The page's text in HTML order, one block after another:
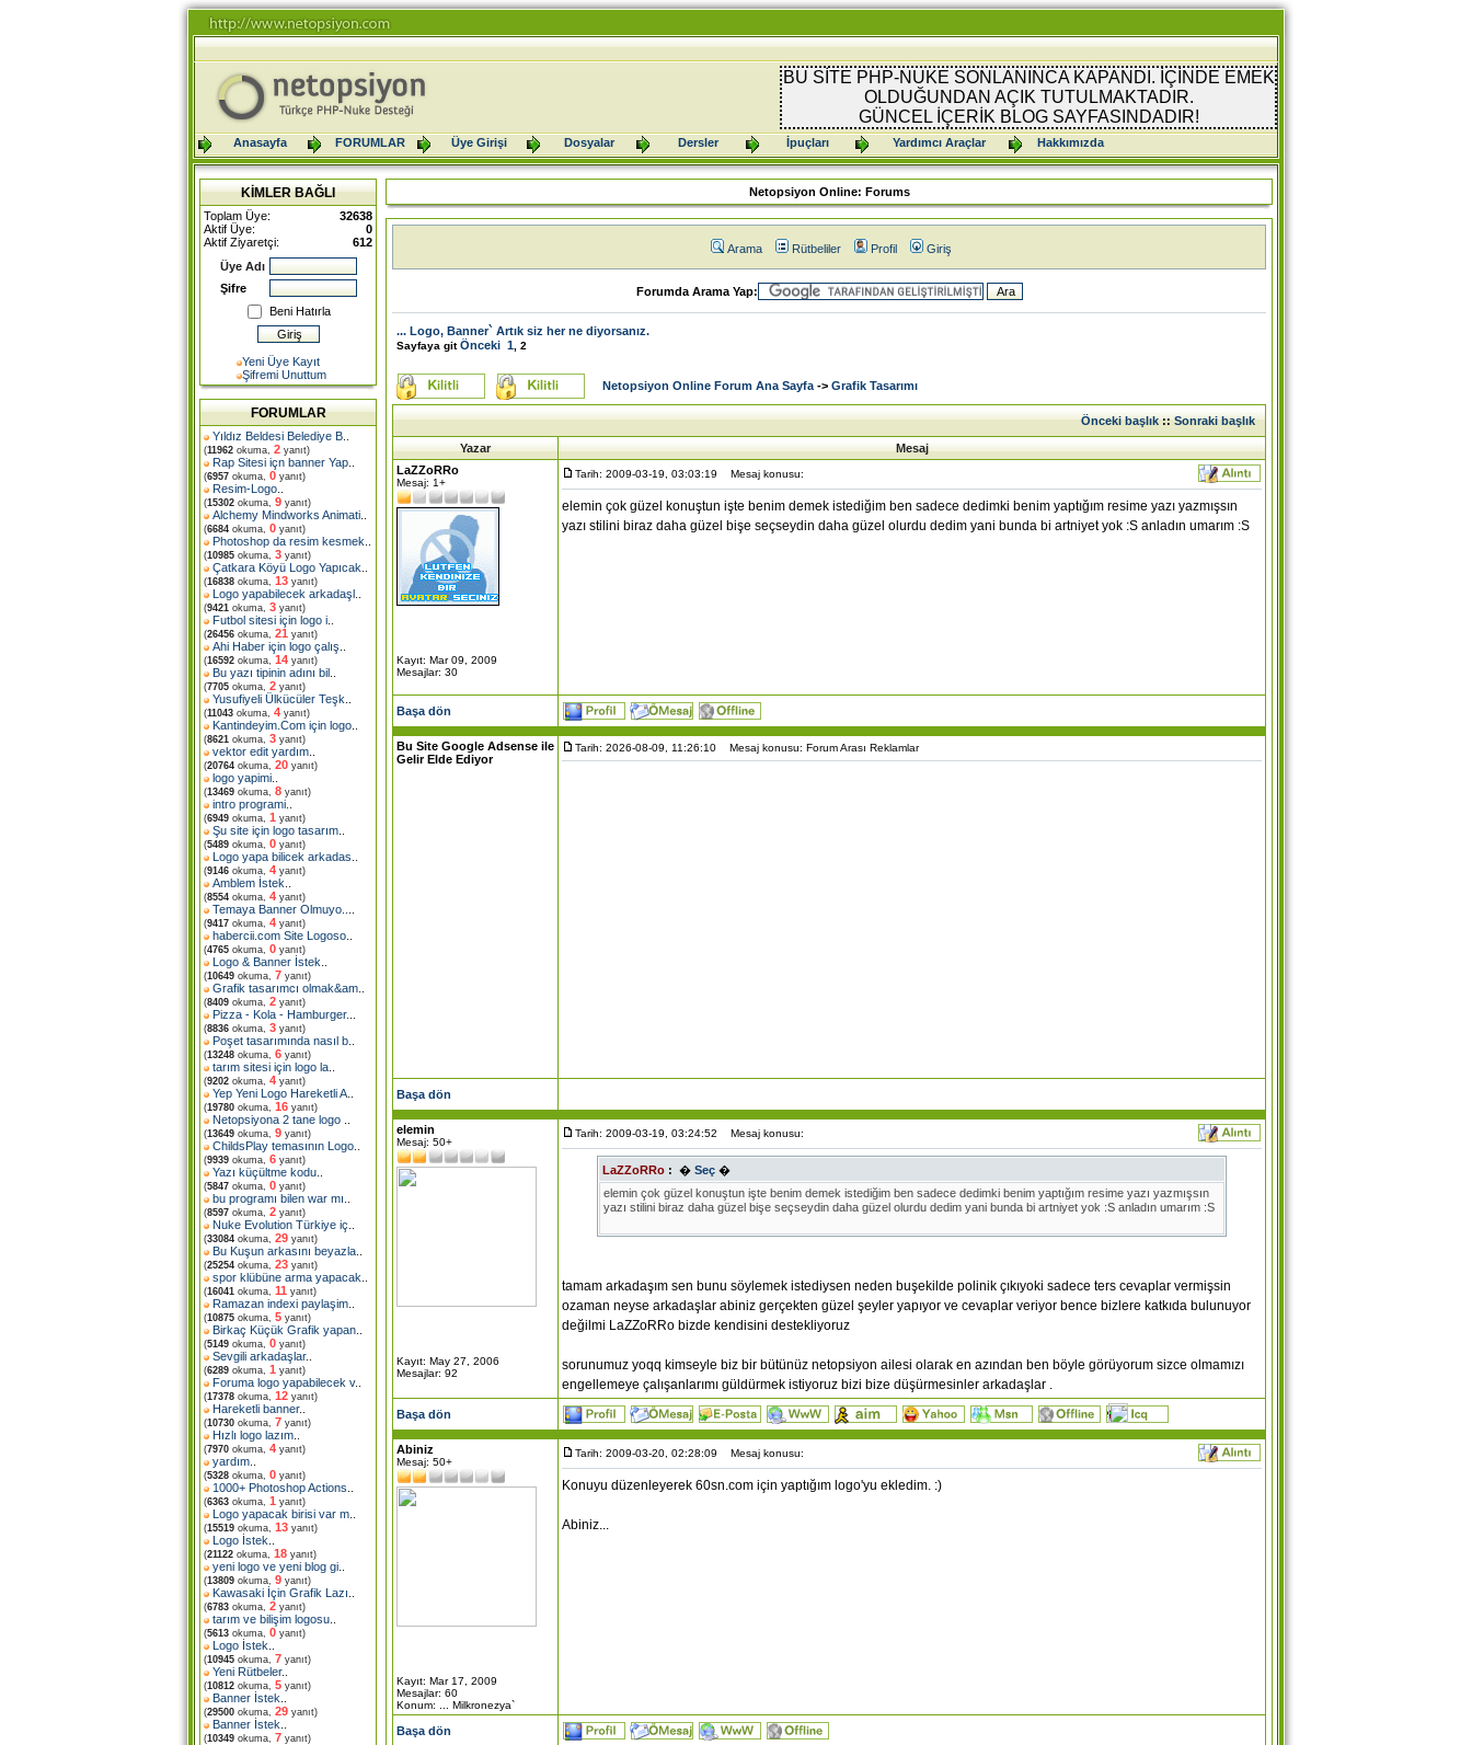
BU SİTE PHP-NUKE SONLANINCA KAPANDI. İÇİNDE EMEK
OLDUĞUNDAN AÇIK TUTULMAKTADIR.
GÜNCEL İÇERİK BLOG SAYFASINDADIR!
Anasayfa FORUMLAR Üye Girişi Dosyalar Dersler İpuçları Yardımcı Araçlar Hakkımızda
KİMLER BAĞLI
Toplam Üye:
32638
Aktif Üye:
0
Aktif Ziyaretçi:
612
Üye Adı
Şifre
Beni Hatırla
Yeni Üye Kayıt
Şifremi Unuttum
FORUMLAR
Yıldız Beldesi Belediye B
(11962 okuma, 2 yanıt)
Rap Sitesi içn banner Yap
(6957 okuma, 0 yanıt)
Resim-Logo
(15302 okuma, 9 yanıt)
Alchemy Mindworks Animati
(6684 okuma, 0 yanıt)
Photoshop da resim kesmek
(10985 okuma, 3 yanıt)
Çatkara Köyü Logo Yapıcak
(16838 okuma, 13 yanıt)
Logo yapabilecek arkadaşl
(9421 okuma, 3 yanıt)
Futbol sitesi için logo i
(26456 okuma, 21 yanıt)
Ahi Haber için logo çalış
(16592 okuma, 14 yanıt)
Bu yazı tipinin adını bil
(7705 okuma, 2 yanıt)
Yusufiyeli Ülkücüler Teşk
(11043 okuma, 4 yanıt)
Kantindeyim.Com için logo
(8621 okuma, 3 yanıt)
vektor edit yardım
(20764 okuma, 20 yanıt)
logo yapimi
(13469 okuma, 8 yanıt)
intro programi
(6949 okuma, 1 yanıt)
Şu site için logo tasarım
(5489 okuma, 0 yanıt)
Logo yapa bilicek arkadas
(9146 okuma, 4 yanıt)
Amblem İstek
(8554 okuma, 4 yanıt)
Temaya Banner Olmuyo..
(9417 okuma, 4 yanıt)
habercii.com Site Logoso
(4765 okuma, 0 yanıt)
Logo & Banner İstek
(10649 okuma, 7 yanıt)
Grafik tasarımcı olmak&am
(8409 okuma, 2 yanıt)
Pizza - Kola - Hamburger.
(8836 okuma, 3 yanıt)
Poşet tasarımında nasıl b
(13248 okuma, 6 yanıt)
tarım sitesi için logo la
(9202 okuma, 4 yanıt)
Yep Yeni Logo Hareketli A
(19780 okuma, 16 yanıt)
Netopsiyona 2 tane logo
(13649 okuma, 9 yanıt)
ChildsPlay temasının Logo
(9939 okuma, 6 yanıt)
Yazı küçültme kodu
(5847 okuma, 0 yanıt)
bu programı bilen war mı
(8597 okuma, 2 yanıt)
Nuke Evolution Türkiye iç
(33084 okuma, 29 yanıt)
Bu Kuşun arkasını beyazla
(25254 okuma, 23 yanıt)
spor klübüne arma yapacak
(16041 okuma, 11 yanıt)
Ramazan indexi paylaşim
(10875 okuma, 5 yanıt)
Birkaç Küçük Grafik yapan
(5149 okuma, 0 yanıt)
Sevgili arkadaşlar..
(6289 okuma, 1 yanıt)
Foruma logo yapabilecek v..
(17378 okuma, 12 yanıt)
Hareketli banner..
(10730 okuma, 7 yanıt)
Hızlı logo lazım
(7970 okuma, 4 yanıt)
yardım
(5328 okuma, 0 yanıt)
1000+ Photoshop Actions
(6363 okuma, 1 yanıt)
Logo yapacak birisi var m
(15519 okuma, 13 yanıt)
Logo İstek
(21122 okuma, 18 yanıt)
yeni logo ve yeni blog gi
(13809 okuma, 9 yanıt)
Kawasaki İçin Grafik Lazı
(6783 okuma, 2 yanıt)
tarım ve bilişim logosu
(5613 okuma, 0 yanıt)
Logo İstek
(10945 okuma, 7 yanıt)
Yeni Rütbeler..
(10812 okuma, 5 yanıt)
Banner İstek
(29500 okuma, 29 yanıt)
Banner İstek
(10349 okuma, 7 yanıt)
Netopsiyon Online: Forums
Arama Rütbeliler Profil Giriş
Forumda Arama Yap:
... Logo, Banner` Artık siz her ne diyorsanız.
Sayfaya gitÖnceki 1 2
Netopsiyon Online Forum Ana Sayfa -> Grafik Tasarımı
Önceki başlık::Sonraki başlık
Yazar
Mesaj
LaZZoRRo
Mesaj: 1+
Kayıt: Mar 09, 2009
Mesajlar: 30
Tarih: 2009-03-19, 03:03:19 Mesaj konusu:
elemin çok güzel konuştun işte benim demek istediğim ben sadece dedimki benim yaptığım resime yazı yazmışsın
yazı stilini biraz daha güzel bişe seçseydin daha güzel olurdu dedim yani bunda bi artniyet yok :S anladın umarım :S
Başa dön
Bu Site Google Adsense ile
Gelir Elde Ediyor
Tarih: 2026-08-09, 11:26:10 Mesaj konusu: Forum Arası Reklamlar
Başa dön
elemin
Mesaj: 50+
Kayıt: May 27, 2006
Mesajlar: 92
Tarih: 2009-03-19, 03:24:52 Mesaj konusu:
LaZZoRRo : � Seç �
elemin çok güzel konuştun işte benim demek istediğim ben sadece dedimki benim yaptığım resime yazı yazmışsın
yazı stilini biraz daha güzel bişe seçseydin daha güzel olurdu dedim yani bunda bi artniyet yok :S anladın umarım :S
tamam arkadaşım sen bunu söylemek istediysen neden buşekilde polinik çıkıyoki sadece ters cevaplar vermişsin
ozaman neyse arkadaşlar abiniz gerçekten güzel şeyler yapıyor ve cevaplar veriyor bence bizlere katkıda bulunuyor
değilmi LaZZoRRo bizde kendisini destekliyoruz
sorunumuz yoqq kimseyle biz bir bütünüz netopsiyon ailesi olarak en azından ben böyle görüyorum sizce olmamızı
engellemeye çalışanlarımı güldürmek istiyoruz bizi bize düşürmesinler arkadaşlar .
Başa dön
Abiniz
Mesaj: 50+
Kayıt: Mar 17, 2009
Mesajlar: 60
Konum: ... Milkronezya`
Tarih: 2009-03-20, 02:28:09 Mesaj konusu:
Konuyu düzenleyerek 60sn.com için yaptığım logo'yu ekledim. :)
Abiniz...
Başa dön